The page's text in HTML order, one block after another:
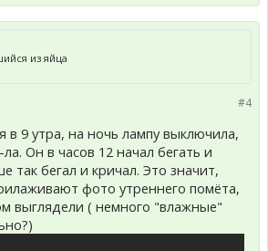
из яйца
#4
в 9 утра, на ночь лампу выключила,
Он в часов 12 начал бегать и
так бегал и кричал. Это значит,
фото утреннего помёта,
выглядели ( немного "влажные"